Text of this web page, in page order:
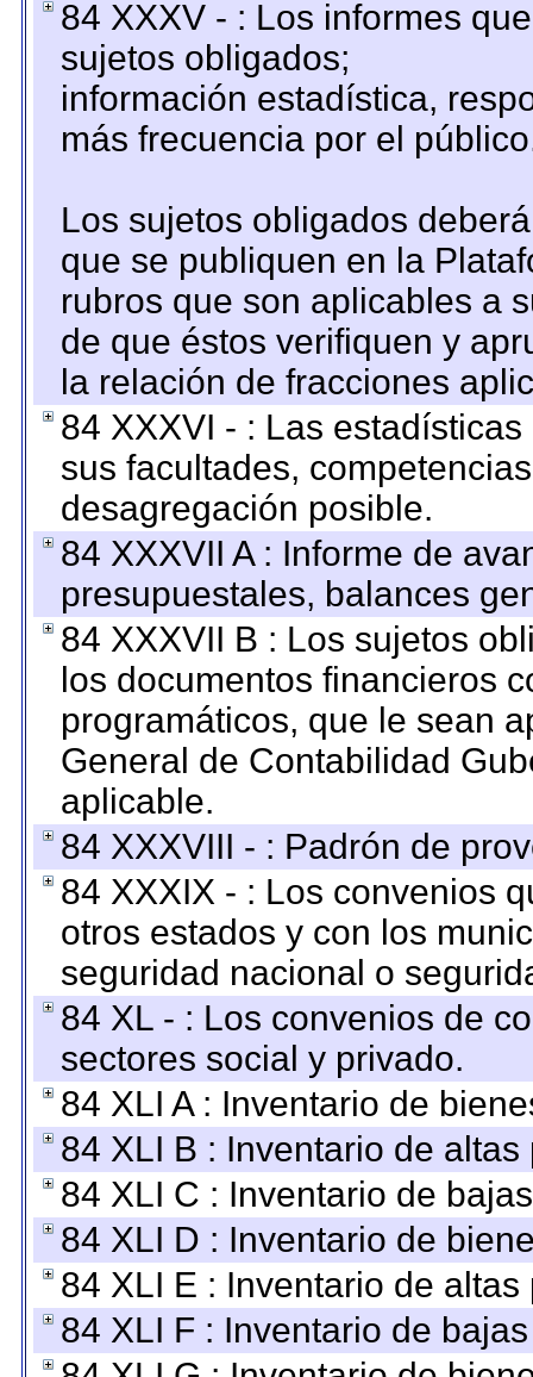
84 XXXV - : Los informes
sujetos obligados;
información estadística,
más frecuencia por el
Los sujetos obligados
que se publiquen en la
rubros que son aplicables a
de que éstos verifiquen y
la relación de fracciones
84 XXXVI - : Las
sus facultades,
desagregación posible.
84 XXXVII A : Informe de
presupuestales, balances
84 XXXVII B : Los sujetos
los documentos financieros
programáticos, que le sean
General de Contabilidad
aplicable.
84 XXXVIII - : Padrón de
84 XXXIX - : Los convenios
otros estados y con los
seguridad nacional o
84 XL - : Los convenios de
sectores social y privado.
84 XLI A : Inventario de
84 XLI B : Inventario de
84 XLI C : Inventario de
84 XLI D : Inventario de
84 XLI E : Inventario de
84 XLI F : Inventario de